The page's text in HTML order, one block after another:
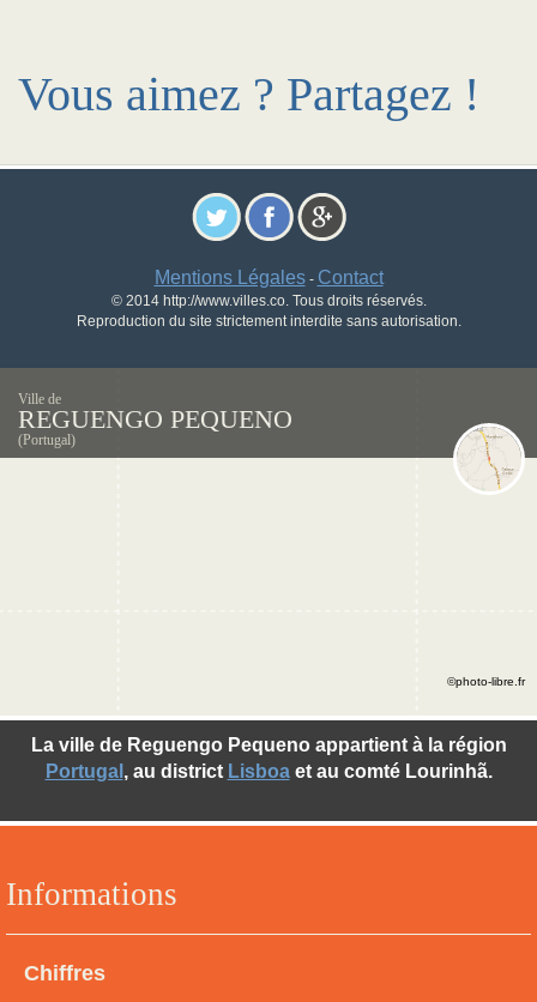
Vous aimez ? Partagez !
Mentions Légales- Contact
© 2014 http://www.villes.co. Tous droits réservés.
Reproduction du site strictement interdite sans autorisation.
Ville de
REGUENGO PEQUENO
(Portugal)
Informations
Chiffres
La ville de Reguengo Pequeno appartient à la région
Portugal , au district Lisboaet au comté Lourinhã.
©photo-libre.fr